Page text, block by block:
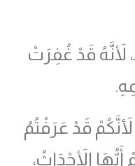
لأَنَّهُ قَدْ غُفِرَتْ
لأَنَّكُمْ قَدْ عَرَفْتُمُ
أَيُّهَا الأَحْدَاثُ،